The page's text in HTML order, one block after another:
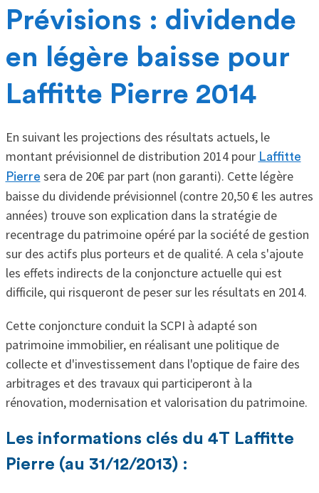
Prévisions : dividende
en légère baisse pour
Laffitte Pierre 2014
En suivant les projections des résultats actuels, le
montant prévisionnel de distribution 2014 pour Laffitte
Pierre sera de 20€ par part (non garanti). Cette légère
baisse du dividende prévisionnel (contre 20,50 € les autres
années) trouve son explication dans la stratégie de
recentrage du patrimoine opéré par la société de gestion
sur des actifs plus porteurs et de qualité. A cela s'ajoute
les effets indirects de la conjoncture actuelle qui est
difficile, qui risqueront de peser sur les résultats en 2014.
Cette conjoncture conduit la SCPI à adapté son
patrimoine immobilier, en réalisant une politique de
collecte et d'investissement dans l'optique de faire des
arbitrages et des travaux qui participeront à la
rénovation, modernisation et valorisation du patrimoine.
Les informations clés du 4T Laffitte
Pierre (au 31/12/2013) :